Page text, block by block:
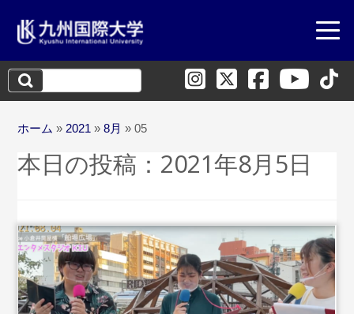
検
索:
ホーム » 2021 » 8月 » 05
本日の投稿： 2021年8月5日